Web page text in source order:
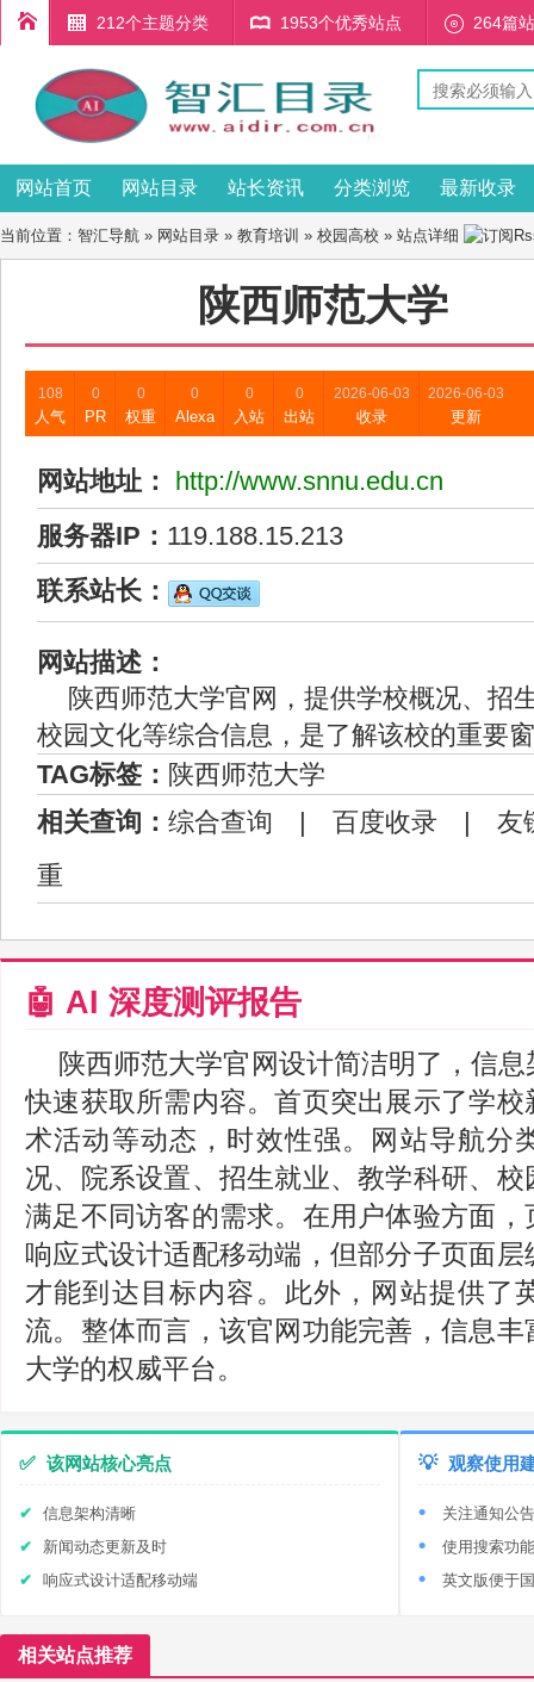
212个主题分类 1953个优秀站点 264篇
网站首页 网站目录 站长资讯 分类浏览 最新收录
当前位置： 智汇导航 » 网站目录 » 教育培训 » 校园高校 » 站点详细
陕西师范大学
108
人气
0
PR
0
权重
0
Alexa
0
入站
0
出站
2026-06-03
收录
2026-06-03
更新
网站地址：
http://www.snnu.edu.cn
服务器IP： 119.188.15.213
联系站长：
网站描述：
陕西师范大学官网，提供学校概况、招
校园文化等综合信息，是了解该校的重要
TAG标签： 陕西师范大学
相关查询： 综合查询 | 百度收录 | 友
重
🤖 AI 深度测评报告
陕西师范大学官网设计简洁明了，信
快速获取所需内容。首页突出展示了学
术活动等动态，时效性强。网站导航分
况、院系设置、招生就业、教学科研、
满足不同访客的需求。在用户体验方面
响应式设计适配移动端，但部分子页面
才能到达目标内容。此外，网站提供了
流。整体而言，该官网功能完善，信息
大学的权威平台。
✅ 该网站核心亮点
信息架构清晰
新闻动态更新及时
响应式设计适配移动端
💡 观察使用
关注通知公
使用搜索功
英文版便于
相关站点推荐